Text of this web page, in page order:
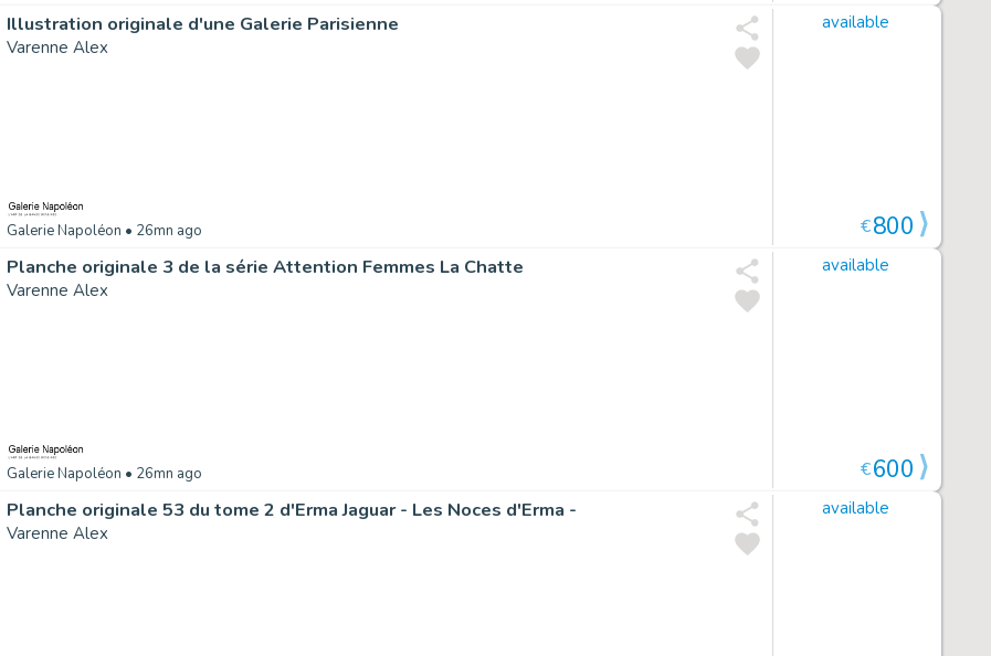
Illustration originale d'une Galerie Parisienne
Varenne Alex
Galerie Napoléon • 26mn ago
available
€800
Planche originale 3 de la série Attention Femmes La Chatte
Varenne Alex
Galerie Napoléon • 26mn ago
available
€600
Planche originale 53 du tome 2 d'Erma Jaguar - Les Noces d'Erma -
Varenne Alex
available